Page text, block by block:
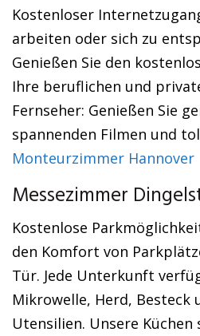
Kostenloser
arbeiten oder sich zu
Genießen Sie den
Ihre beruflichen und
Fernseher: Genießen Sie
spannenden Filmen und
Monteurzimmer Hannover
Messezimmer
Kostenlose
den Komfort von
Tür. Jede Unterkunft
Mikrowelle, Herd, Besteck
Utensilien. Unsere